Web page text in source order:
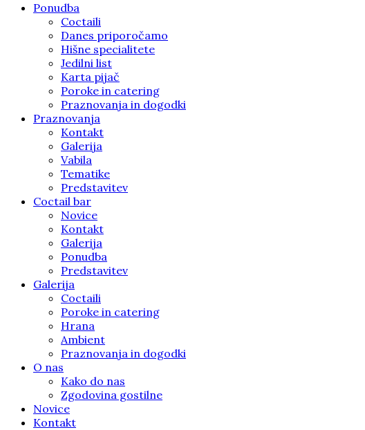
Ponudba
Coctaili
Danes priporočamo
Hišne specialitete
Jedilni list
Karta pijač
Poroke in catering
Praznovanja in dogodki
Praznovanja
Kontakt
Galerija
Vabila
Tematike
Predstavitev
Coctail bar
Novice
Kontakt
Galerija
Ponudba
Predstavitev
Galerija
Coctaili
Poroke in catering
Hrana
Ambient
Praznovanja in dogodki
O nas
Kako do nas
Zgodovina gostilne
Novice
Kontakt